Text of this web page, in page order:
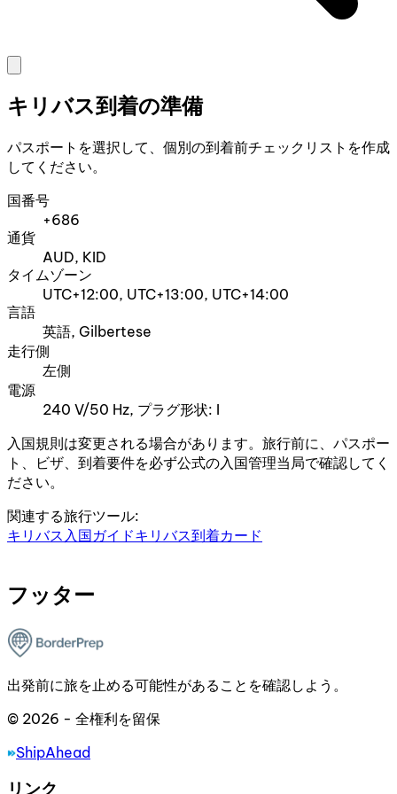
キリバス到着の準備
パスポートを選択して、個別の到着前チェックリストを作成
してください。
国番号
+686
通貨
AUD, KID
タイムゾーン
UTC+12:00, UTC+13:00, UTC+14:00
言語
英語, Gilbertese
走行側
左側
電源
240 V/50 Hz, プラグ形状: I
入国規則は変更される場合があります。旅行前に、パスポー
ト、ビザ、到着要件を必ず公式の入国管理当局で確認してく
ださい。
関連する旅行ツール:
キリバス入国ガイドキリバス到着カード
フッター
出発前に旅を止める可能性があることを確認しよう。
© 2026 - 全権利を留保
ShipAhead
リンク